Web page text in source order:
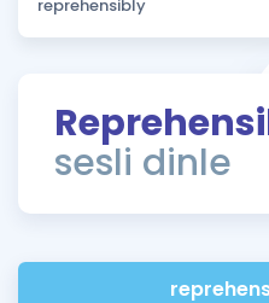
Puan Hesaplama
ÖSYM Sınav Takvimi
Kampanyalar
İngilizce Gramer
sesli dinle